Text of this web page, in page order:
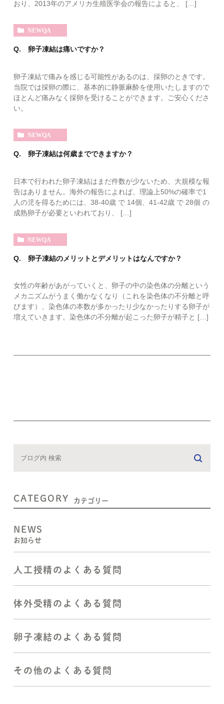
おり、2013年のアメリカ生殖医学会の報告によると、 […]
NEWQA
Q. 卵子凍結は痛いですか？
卵子凍結で痛みを感じる可能性があるのは、採卵のときです。
当院では採卵の際に、基本的に静脈麻酔を使用いたしますので
ほとんど痛みなく採卵を受けることができます。ご安心くださ
い。
NEWQA
Q. 卵子凍結は何歳までできますか？
日本で行われた卵子凍結はまだ件数が少ないため、大規模な報
告はありません。海外の報告によれば、理論上50%の確率で1
人の児を得るためには、38-40歳 で 14個、41-42歳 で 28個 の
成熟卵子が必要といわれており、 […]
NEWQA
Q. 卵子凍結のメリットとデメリットはなんですか？
女性の年齢があがっていくと、卵子の中の染色体の分離という
メカニズムがうまく働かなくなり（これを染色体の不分離と呼
びます）、染色体の本数が多かったり少なかったりする卵子が
増えていきます。染色体の不分離が起こった卵子が精子と […]
CATEGORY カテゴリー
NEWS
お知らせ
人工授精のよくある質問
体外受精のよくある質問
卵子凍結のよくある質問
その他のよくある質問